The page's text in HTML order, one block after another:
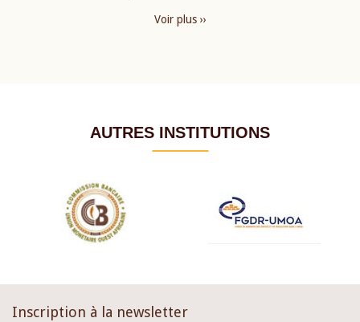
Voir plus ››
AUTRES INSTITUTIONS
Inscription à la newsletter